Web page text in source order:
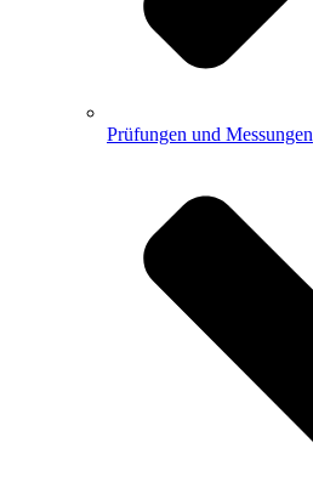
Prüfungen und Messungen